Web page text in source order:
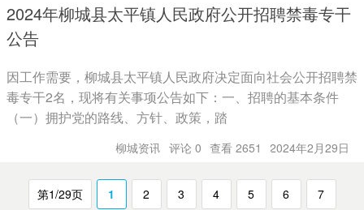
2024年柳城县太平镇人民政府公开招聘禁毒专干
公告
因工作需要，柳城县太平镇人民政府决定面向社会公开招聘禁
毒专干2名，现将有关事项公告如下：一、招聘的基本条件
（一）拥护党的路线、方针、政策，踏
柳城资讯 评论 0 查看 2651 2024年2月29日
第1/29页 1 2 3 4 5 6 7